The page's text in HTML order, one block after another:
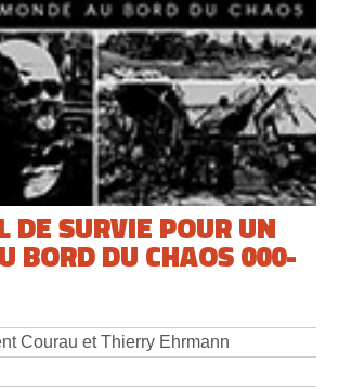
DE SURVIE POUR UN
BORD DU CHAOS 000-
Courau et Thierry Ehrmann